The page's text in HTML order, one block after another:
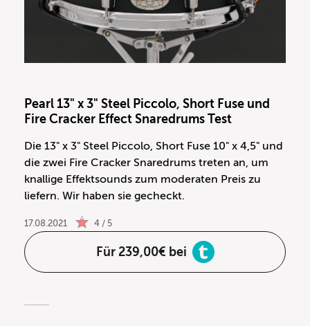
Pearl 13" x 3" Steel Piccolo, Short Fuse und
Fire Cracker Effect Snaredrums Test
Die 13" x 3" Steel Piccolo, Short Fuse 10" x 4,5" und
die zwei Fire Cracker Snaredrums treten an, um
knallige Effektsounds zum moderaten Preis zu
liefern. Wir haben sie gecheckt.
17.08.2021 4 / 5
Für 239,00€ bei